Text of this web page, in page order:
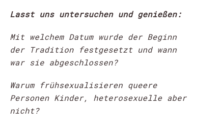
Lasst uns untersuchen und genießen:
Mit welchem Datum wurde der Beginn
der Tradition festgesetzt und wann
war sie abgeschlossen?
Warum frühsexualisieren queere
Personen Kinder, heterosexuelle aber
nicht?